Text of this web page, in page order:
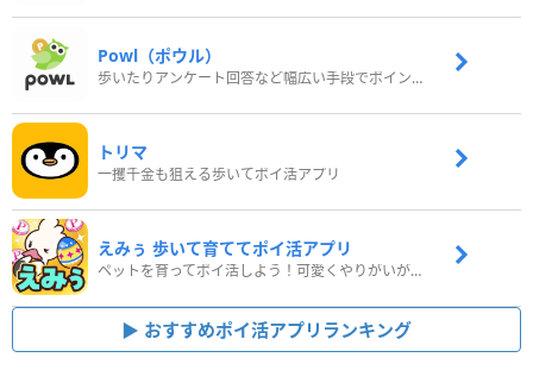
Powl（ポウル）
歩いたりアンケート回答など幅広い手段でポイントをゲット
トリマ
一攫千金も狙える歩いてポイ活アプリ
えみぅ 歩いて育ててポイ活アプリ
ペットを育ってポイ活しよう！可愛くやりがいがある新感覚アプリ
おすすめポイ活アプリランキング